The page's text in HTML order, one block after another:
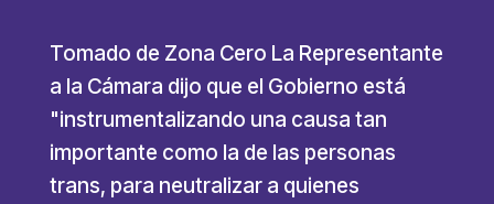
Tomado de Zona Cero La Representante
a la Cámara dijo que el Gobierno está
"instrumentalizando una causa tan
importante como la de las personas
trans, para neutralizar a quienes